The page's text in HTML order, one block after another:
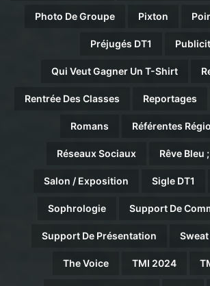
Photo De Groupe Pixton
Préjugés DT1
Qui Veut Gagner Un T-Shirt
Rentrée Des Classes Reportages
Romans Référentes
Réseaux Sociaux Rêve Bleu
Salon / Exposition Sigle DT1
Sophrologie Support De
Support De Présentation Sweat
The Voice TMI 2024